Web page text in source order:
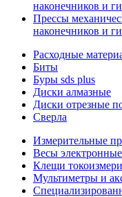
наконечников и
Прессы
наконечников и
Расходные
Биты
Буры sds plus
Диски алмазные
Диски отрезные
Сверла
Измерительные
Весы
Клещи
Мультиметры и